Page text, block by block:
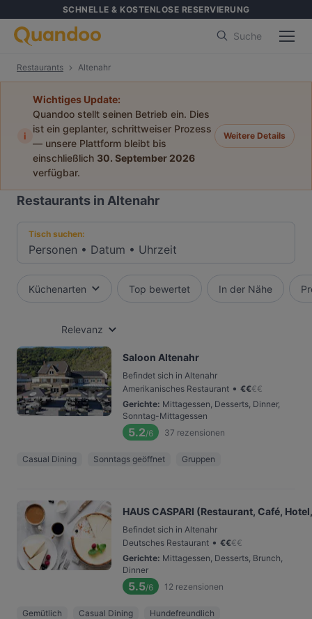
SCHNELLE & KOSTENLOSE RESERVIERUNG
Suche
Restaurants Altenahr
i
Wichtiges Update:
Quandoo stellt seinen Betrieb ein. Dies
ist ein geplanter, schrittweiser Prozess
— unsere Plattform bleibt bis
einschließlich 30. September 2026
verfügbar.
Weitere Details
Restaurants in Altenahr
Tisch suchen:
Personen • Datum • Uhrzeit
Küchenarten Top bewertet In der Nähe
Relevanz
Saloon Altenahr
Befindet sich in Altenahr
Amerikanisches Restaurant • €€€€
Gerichte: Mittagessen, Desserts, Dinner,
Sonntag-Mittagessen
5.2/6 37 rezensionen
Casual Dining Sonntags geöffnet Gruppen
HAUS CASPARI (Restaurant, Café,
Befindet sich in Altenahr
Deutsches Restaurant • €€€€
Gerichte: Mittagessen, Desserts, Brunch,
Dinner
5.5/6 12 rezensionen
Gemütlich Casual Dining Hundefreundlich